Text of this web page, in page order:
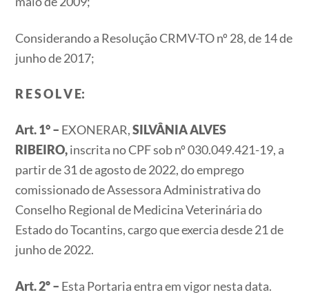
Considerando a Resolução CRMV-TO nº 28, de 14 de
junho de 2017;
R E S O L V E:
Art. 1° – EXONERAR,SILVÂNIA ALVES
RIBEIRO,inscrita no CPF sob nº 030.049.421-19, a
partir de 31 de agosto de 2022, do emprego
comissionado de Assessora Administrativa do
Conselho Regional de Medicina Veterinária do
Estado do Tocantins, cargo que exercia desde 21 de
junho de 2022.
Art. 2º – Esta Portaria entra em vigor nesta data.